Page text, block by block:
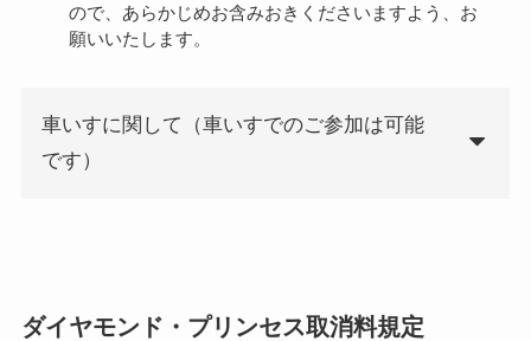
ので、あらかじめお含みおきくださいますよう、お
願いいたします。
車いすに関して（車いすでのご参加は可能
です）
ダイヤモンド・プリンセス取消料規定